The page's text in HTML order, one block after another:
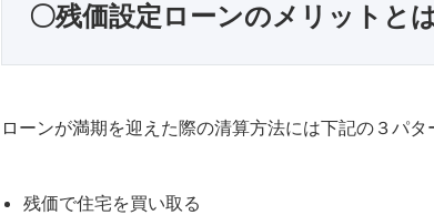
〇残価設定ローンのメリットと
ローンが満期を迎えた際の清算方法には下記の３パタ
残価で住宅を買い取る